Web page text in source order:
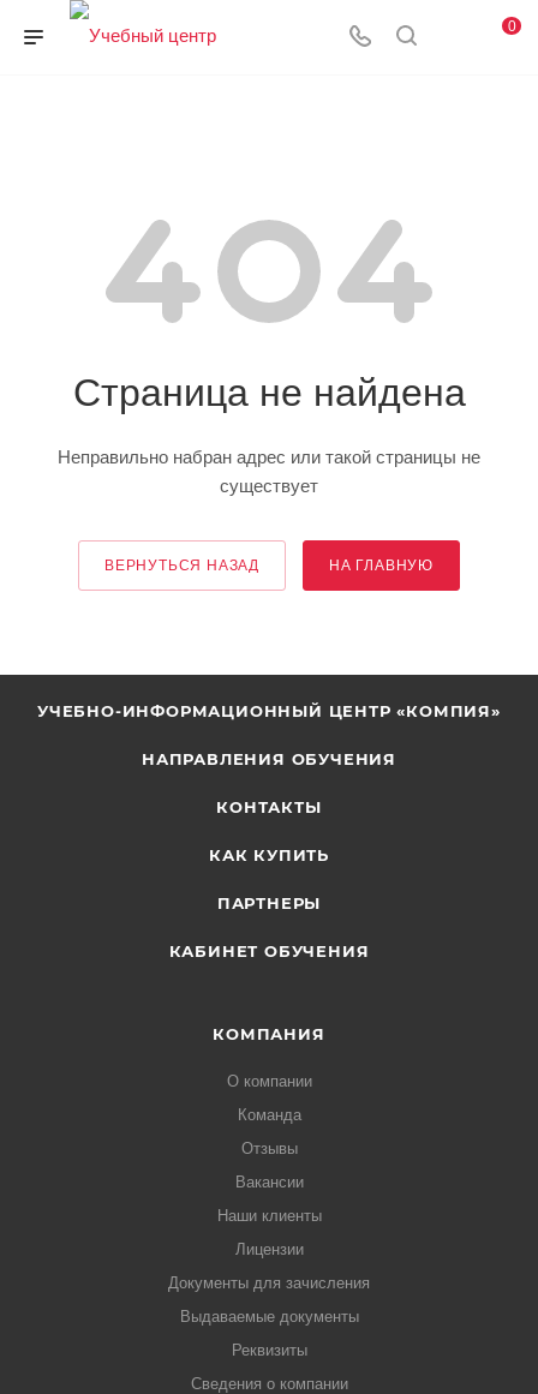
0
Страница не найдена
Неправильно набран адрес или такой страницы не
существует
ВЕРНУТЬСЯ НАЗАД НА ГЛАВНУЮ
УЧЕБНО-ИНФОРМАЦИОННЫЙ ЦЕНТР «КОМПИЯ»
НАПРАВЛЕНИЯ ОБУЧЕНИЯ
КОНТАКТЫ
КАК КУПИТЬ
ПАРТНЕРЫ
КАБИНЕТ ОБУЧЕНИЯ
КОМПАНИЯ
О компании
Команда
Отзывы
Вакансии
Наши клиенты
Лицензии
Документы для зачисления
Выдаваемые документы
Реквизиты
Сведения о компании